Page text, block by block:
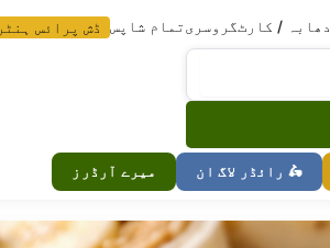
دھابہ / کارٹگروسریتمام شاپس ڈش پرائس ہنٹر
🛵 رائڈر لاگ ان میرے آرڈرز